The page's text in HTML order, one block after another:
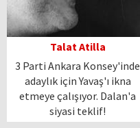
Talat Atilla
3 Parti Ankara Konsey'inde
adaylık için Yavaş'ı ikna
etmeye çalışıyor. Dalan'a
siyasi teklif!